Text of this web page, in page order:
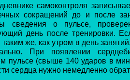
самоконтроля
сокращений до и после
сведения о пульсе,
день после тренировки.
таким же, как утром в день
При появлении
пульсе (свыше 140 ударов в
сердца нужно немедленно